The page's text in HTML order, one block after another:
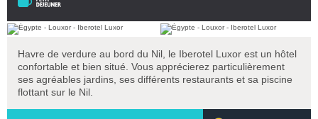
Havre de verdure au bord du Nil, le Iberotel Luxor est un hôtel
confortable et bien situé. Vous apprécierez particulièrement
ses agréables jardins, ses différents restaurants et sa piscine
flottant sur le Nil.